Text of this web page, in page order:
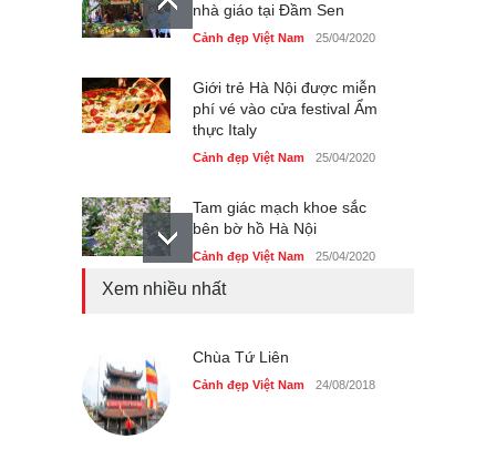
nhà giáo tại Đầm Sen
Cảnh đẹp Việt Nam 25/04/2020
Giới trẻ Hà Nội được miễn
phí vé vào cửa festival Ẩm
thực Italy
Cảnh đẹp Việt Nam 25/04/2020
Tam giác mạch khoe sắc
bên bờ hồ Hà Nội
Cảnh đẹp Việt Nam 25/04/2020
Cảnh đẹp Việt Nam
Xem nhiều nhất
Chùa Tứ Liên
Cảnh đẹp Việt Nam 24/08/2018